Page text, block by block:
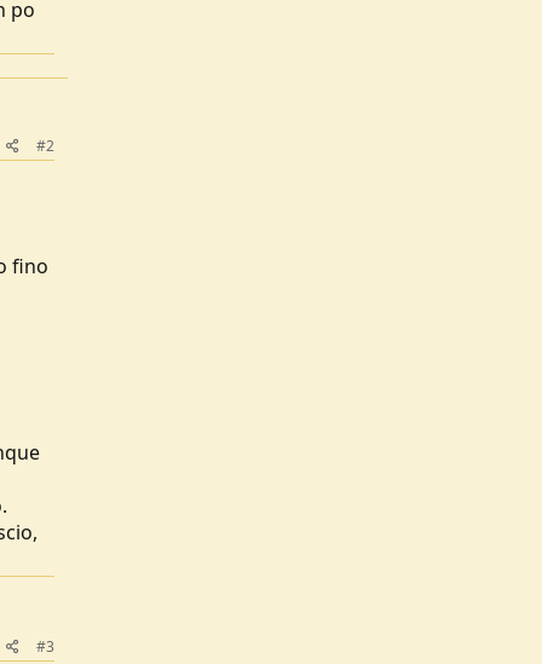
po
#2
fino
#3